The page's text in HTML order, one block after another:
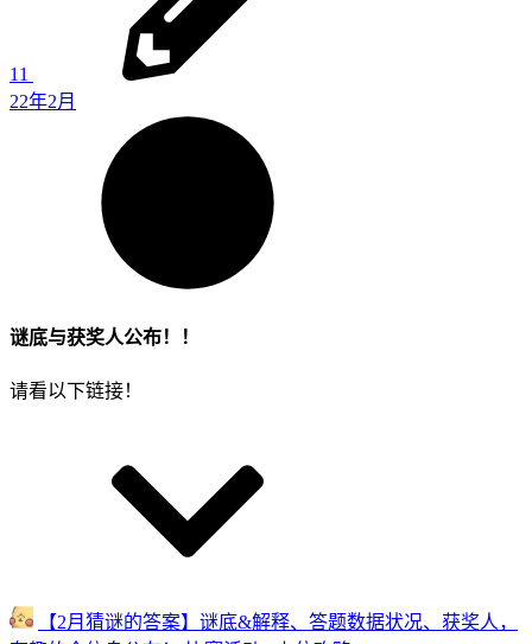
11
22年2月
谜底与获奖人公布！！
请看以下链接！
【2月猜谜的答案】谜底&解释、答题数据状况、获奖人，